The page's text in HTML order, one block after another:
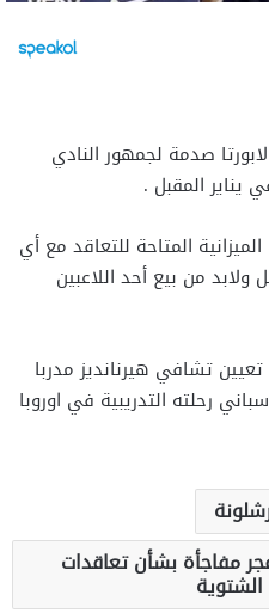
صدمة لجمهور النادي
يناير المقبل .
المتاحة للتعاقد مع أي
من بيع أحد اللاعبين
تشافي هيرنانديز مدربا
رحلته التدريبية في اوروبا
مفاجأة بشأن تعاقدات